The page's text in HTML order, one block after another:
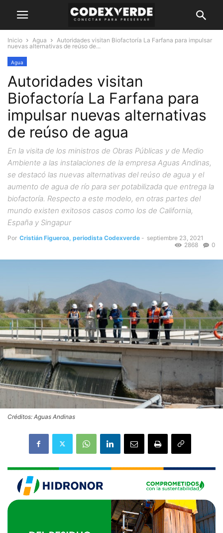
Inicio Agua
Autoridades visitan Biofactoría La Farfana para impulsar
nuevas alternativas de reúso de...
Agua
Autoridades visitan
Biofactoría La Farfana para
impulsar nuevas alternativas
de reúso de agua
En la visita de los ministros de Obras Públicas y de Medio
Ambiente a las instalaciones de la empresa Aguas Andinas,
se destacó las nuevas alternativas del reúso de agua y el
aumento de agua de río para ser potabilizada que entrega la
biofactoría. Respecto a este modelo, en otras partes del
mundo existen exitosos casos como los de California,
España y Singapur
Por Cristián Figueroa, periodista Codexverde - septiembre 23, 2021
0
2868
Créditos: Aguas Andinas